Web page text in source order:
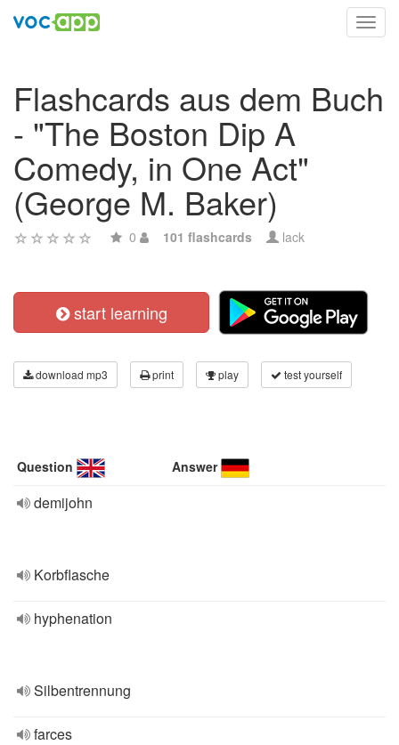
Flashcards aus dem Buch
- "The Boston Dip A
Comedy, in One Act"
(George M. Baker)
0 101 flashcards lack
start learning
download mp3 print play test yourself
Question Answer
demijohn
Korbflasche
hyphenation
Silbentrennung
farces